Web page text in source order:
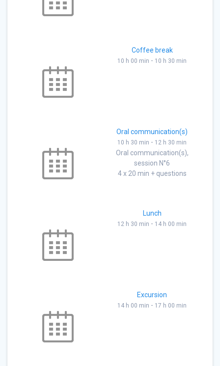
Coffee break
10 h 00 min - 10 h 30 min
Oral communication(s)
10 h 30 min - 12 h 30 min
Oral communication(s),
session N°6
4 x 20 min + questions
Lunch
12 h 30 min - 14 h 00 min
Excursion
14 h 00 min - 17 h 00 min